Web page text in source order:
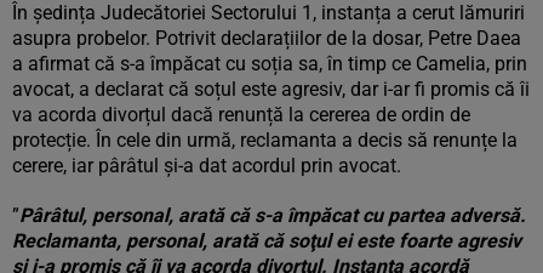
În ședința Judecătoriei Sectorului 1, instanța a cerut lămuriri
asupra probelor. Potrivit declarațiilor de la dosar, Petre Daea
a afirmat că s-a împăcat cu soția sa, în timp ce Camelia, prin
avocat, a declarat că soțul este agresiv, dar i-ar fi promis că îi
va acorda divorțul dacă renunță la cererea de ordin de
protecție. În cele din urmă, reclamanta a decis să renunțe la
cerere, iar pârâtul și-a dat acordul prin avocat.
”Pârâtul, personal, arată că s-a împăcat cu partea adversă.
Reclamanta, personal, arată că soţul ei este foarte agresiv
şi i-a promis că îi va acorda divorţul. Instanţa acordă